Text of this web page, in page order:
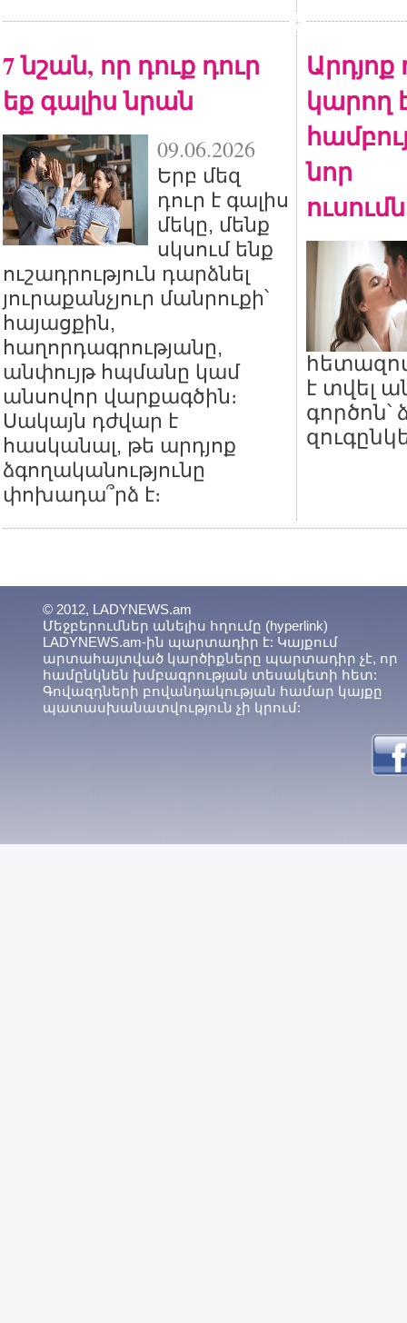
7 նշան, որ դուք դուր
եք գալիս նրան
09.06.2026
Երբ մեզ
դուր է գալիս
մեկը, մենք
սկսում ենք
ուշադրություն դարձնել
յուրաքանչյուր մանրուքի՝
հայացքին,
հաղորդագրությանը,
անփույթ հպմանը կամ
անսովոր վարքագծին։
Սակայն դժվար է
հասկանալ, թե արդյոք
ձգողականությունը
փոխադա՞րձ է։
կարող
նոր
է տվել
© 2012, LADYNEWS.am
Մեջբերումներ անելիս հղումը (hyperlink)
LADYNEWS.am-ին պարտադիր է: Կայքում
արտահայտված կարծիքները պարտադիր չէ, որ
համընկնեն խմբագրության տեսակետի հետ:
Գովազդների բովանդակության համար կայքը
պատասխանատվություն չի կրում: